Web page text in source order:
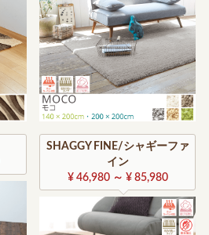
SHAGGY FINE/シャギーファ
イン
¥ 46,980 ～ ¥ 85,980